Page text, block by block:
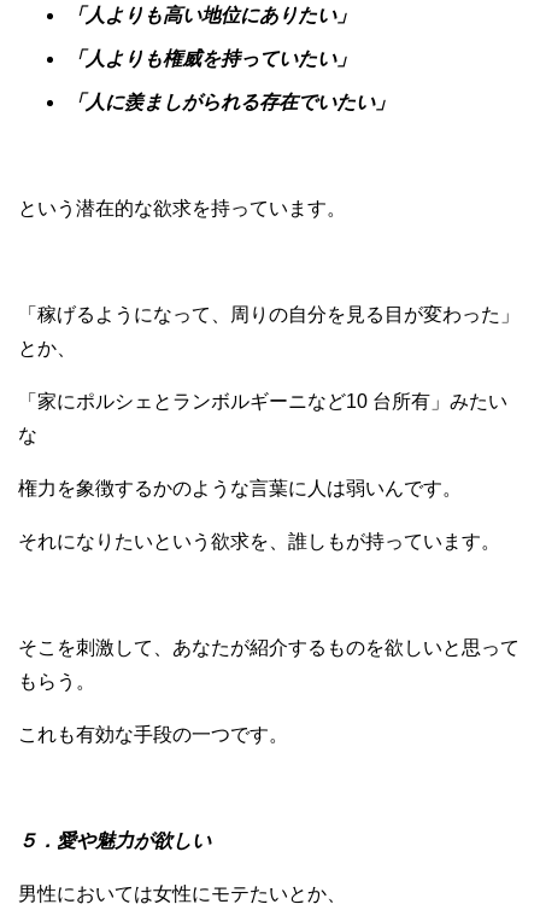
「人よりも高い地位にありたい」
「人よりも権威を持っていたい」
「人に羨ましがられる存在でいたい」
という潜在的な欲求を持っています。
「稼げるようになって、周りの自分を見る目が変わった」
とか、
「家にポルシェとランボルギーニなど10 台所有」みたい
な
権力を象徴するかのような言葉に人は弱いんです。
それになりたいという欲求を、誰しもが持っています。
そこを刺激して、あなたが紹介するものを欲しいと思って
もらう。
これも有効な手段の一つです。
５．愛や魅力が欲しい
男性においては女性にモテたいとか、